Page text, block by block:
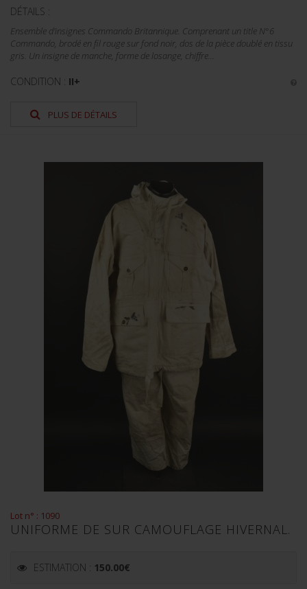
DÉTAILS :
Ensemble d'insignes Commando Britannique. Comprenant un title N°6
Commando, brodé en fil rouge sur fond noir, dos de la pièce doublé en tissu
gris. Un insigne de manche, forme de losange, chiffre...
CONDITION : II+
PLUS DE DÉTAILS
Lot n° : 1090
UNIFORME DE SUR CAMOUFLAGE HIVERNAL.
ESTIMATION : 150.00€